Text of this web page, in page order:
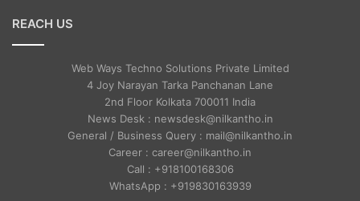
REACH US
Web Ways Techno Solutions Private Limited
4 Joy Narayan Tarka Panchanan Lane
2nd Floor Kolkata 700011 India
News Desk : newsdesk@nilkantho.in
General / Business Query : mail@nilkantho.in
Career : career@nilkantho.in
Call : +918100168306
WhatsApp : +919830163939